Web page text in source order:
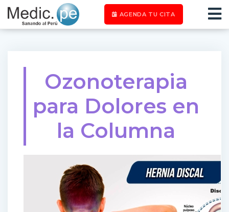
AGENDA TU CITA
Ozonoterapia
para Dolores en
la Columna